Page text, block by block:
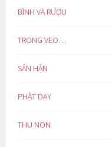
BÌNH VÀ RƯỢU
TRONG VEO…
SÂN HẬN
PHẬT DẠY
THU NON